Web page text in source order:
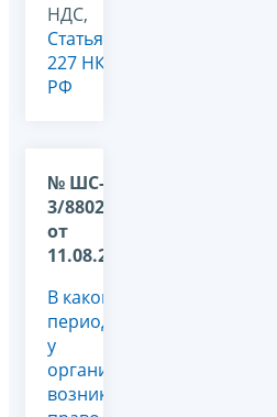
НДС,
Статья
227 НК
РФ
№ ШС-37-
3/8802@
от
11.08.2010
В каком
периоде
у
организации
возникает